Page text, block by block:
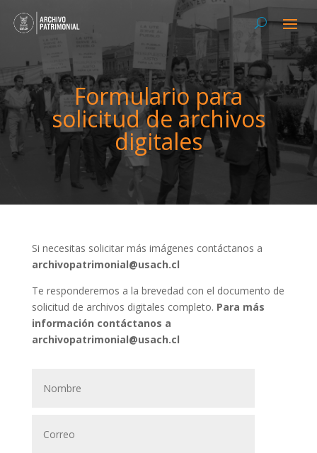
Formulario para
solicitud de archivos
digitales
Si necesitas solicitar más imágenes contáctanos a
archivopatrimonial@usach.cl
Te responderemos a la brevedad con el documento de
solicitud de archivos digitales completo. Para más
información contáctanos a
archivopatrimonial@usach.cl